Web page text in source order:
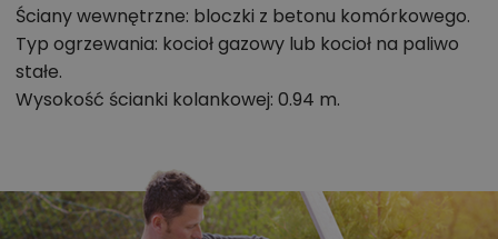
Ściany wewnętrzne: bloczki z betonu komórkowego.
Typ ogrzewania: kocioł gazowy lub kocioł na paliwo
stałe.
Wysokość ścianki kolankowej: 0.94 m.